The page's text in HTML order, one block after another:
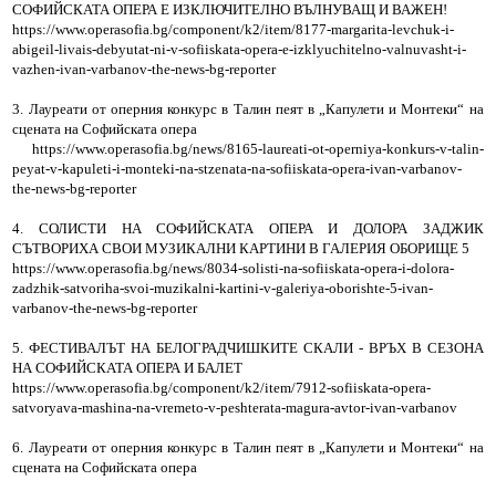
СОФИЙСКАТА ОПЕРА Е ИЗКЛЮЧИТЕЛНО ВЪЛНУВАЩ И ВАЖЕН!
https://www.operasofia.bg/component/k2/item/8177-margarita-levchuk-i-
abigeil-livais-debyutat-ni-v-sofiiskata-opera-e-izklyuchitelno-valnuvasht-i-
vazhen-ivan-varbanov-the-news-bg-reporter
3. Лауреати от оперния конкурс в Талин пеят в „Капулети и Монтеки“ на
сцената на Софийската опера
https://www.operasofia.bg/news/8165-laureati-ot-operniya-konkurs-v-talin-
peyat-v-kapuleti-i-monteki-na-stzenata-na-sofiiskata-opera-ivan-varbanov-
the-news-bg-reporter
4. СОЛИСТИ НА СОФИЙСКАТА ОПЕРА И ДОЛОРА ЗАДЖИК
СЪТВОРИХА СВОИ МУЗИКАЛНИ КАРТИНИ В ГАЛЕРИЯ ОБОРИЩЕ 5
https://www.operasofia.bg/news/8034-solisti-na-sofiiskata-opera-i-dolora-
zadzhik-satvoriha-svoi-muzikalni-kartini-v-galeriya-oborishte-5-ivan-
varbanov-the-news-bg-reporter
5. ФЕСТИВАЛЪТ НА БЕЛОГРАДЧИШКИТЕ СКАЛИ - ВРЪХ В СЕЗОНА
НА СОФИЙСКАТА ОПЕРА И БАЛЕТ
https://www.operasofia.bg/component/k2/item/7912-sofiiskata-opera-
satvoryava-mashina-na-vremeto-v-peshterata-magura-avtor-ivan-varbanov
6. Лауреати от оперния конкурс в Талин пеят в „Капулети и Монтеки“ на
сцената на Софийската опера